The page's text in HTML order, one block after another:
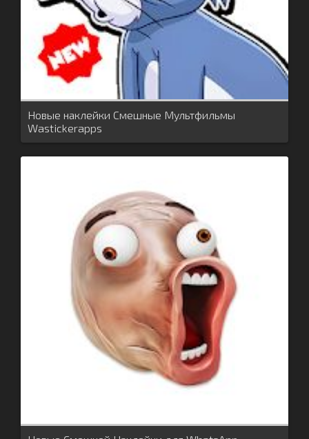
Новые наклейки Смешные Мультфильмы
Wastickerapps